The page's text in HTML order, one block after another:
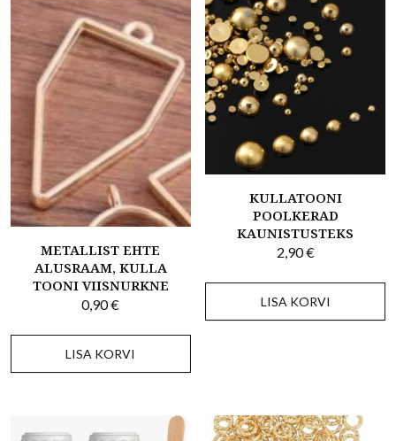
METALLIST EHTE
ALUSRAAM, KULLA
TOONI VIISNURKNE
0,90€
LISA KORVI
KULLATOONI
POOLKERAD
KAUNISTUSTEKS
2,90€
LISA KORVI